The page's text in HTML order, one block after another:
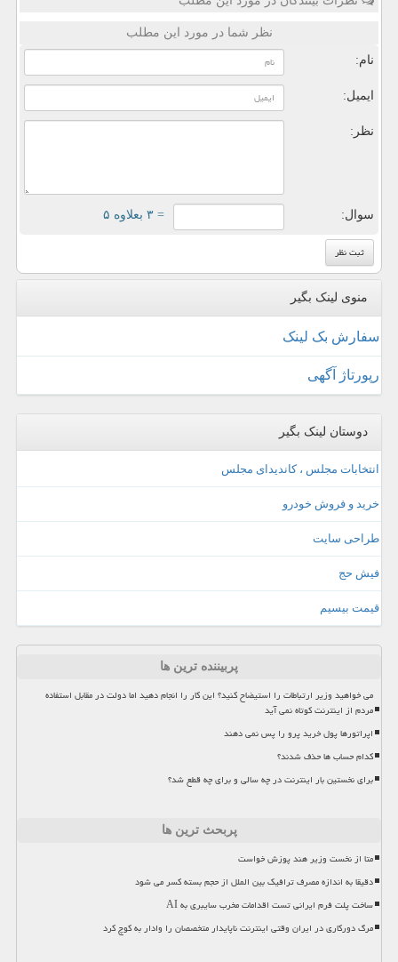
نظر شما در مورد این مطلب
نام:
ایمیل:
نظر:
سوال: = ۳ بعلاوه ۵
منوی لینک بگیر
سفارش بک لینک
رپورتاژ آگهی
دوستان لینک بگیر
انتخابات مجلس ، کاندیدای مجلس
خرید و فروش خودرو
طراحی سایت
فیش حج
قیمت بیسیم
پربیننده ترین ها
می خواهید وزیر ارتباطات را استیضاح کنید؟ این کار را انجام دهید اما دولت در مقابل استفاده
مردم از اینترنت کوتاه نمی آید
اپراتورها پول خرید پرو را پس نمی دهند
کدام حساب ها حذف شدند؟
برای نخستین بار اینترنت در چه سالی و برای چه قطع شد؟
پربحث ترین ها
متا از نخست وزیر هند پوزش خواست
دقیقا به اندازه مصرف ترافیک بین الملل از حجم بسته کسر می شود
ساخت پلت فرم ایرانی تست اقدامات مخرب سایبری به AI
مرگ دورکاری در ایران وقتی اینترنت ناپایدار متخصصان را وادار به کوچ کرد